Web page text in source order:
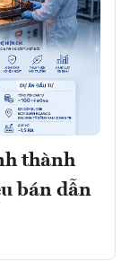
thành
bán dẫn